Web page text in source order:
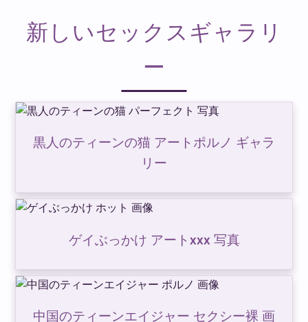
新しいセックスギャラリ
ー
黒人のティーンの猫 アートポルノ ギャラ
リー
ゲイぶっかけ アートxxx 写真
中国のティーンエイジャー セクシー裸 画